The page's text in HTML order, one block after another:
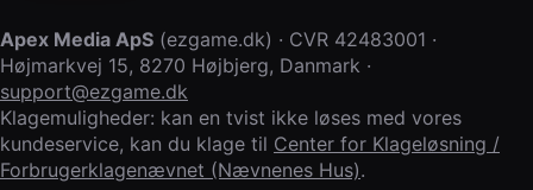
Apex Media ApS (ezgame.dk) · CVR 42483001 ·
Højmarkvej 15, 8270 Højbjerg, Danmark ·
support@ezgame.dk
Klagemuligheder: kan en tvist ikke løses med vores
kundeservice, kan du klage til Center for Klageløsning /
Forbrugerklagenævnet (Nævnenes Hus).